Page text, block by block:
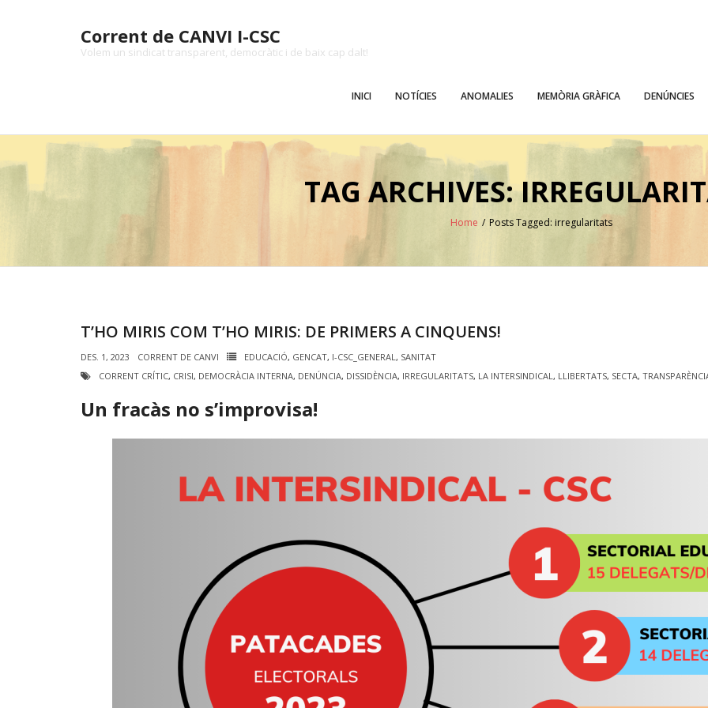
Corrent de CANVI I-CSC
Volem un sindicat transparent, democràtic i de baix cap dalt!
INICI NOTÍCIES ANOMALIES MEMÒRIA GRÀFICA DENÚNCIES
TAG ARCHIVES:
Home / Posts Tagged: irregularitats
T’HO MIRIS COM T’HO MIRIS: DE PRIMERS A CINQUENS!
DES. 1, 2023 CORRENT DE CANVI EDUCACIÓ, GENCAT, I-CSC_GENERAL, SANITAT
CORRENT CRÍTIC, CRISI, DEMOCRÀCIA INTERNA, DENÚNCIA, DISSIDÈNCIA, IRREGULARITATS, LA INTERSINDICAL, LLIBERTATS, SECTA,
Un fracàs no s’improvisa!